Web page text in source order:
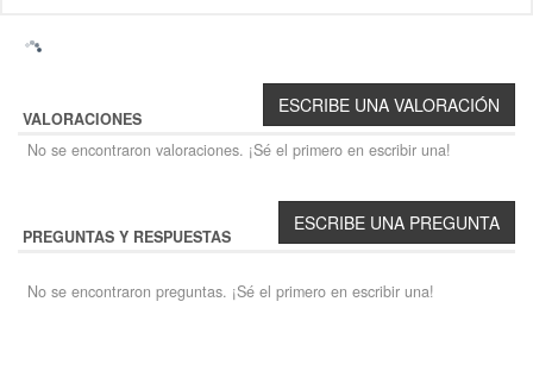
VALORACIONES
No se encontraron valoraciones. ¡Sé el primero en escribir una!
PREGUNTAS Y RESPUESTAS
No se encontraron preguntas. ¡Sé el primero en escribir una!